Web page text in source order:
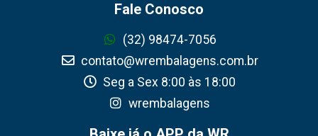
Fale Conosco
(32) 98474-7056
contato@wrembalagens.com.br
Seg a Sex 8:00 às 18:00
wrembalagens